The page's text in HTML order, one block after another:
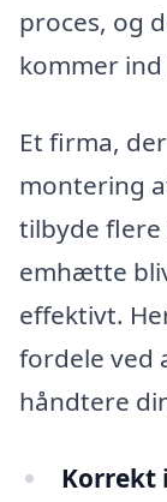
proces, og
kommer
Et firma,
montering
tilbyde flere
emhætte
effektivt.
fordele ved
håndtere
Korrekt